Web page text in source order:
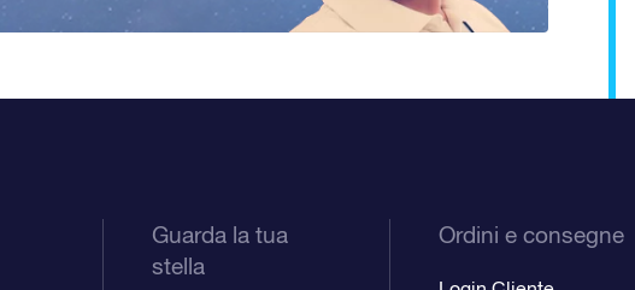
Guarda la tua
stella
Ordini e consegne